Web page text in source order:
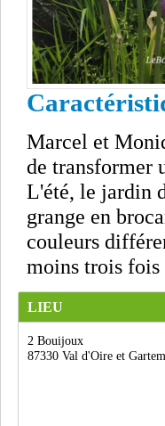
Marcel et
de transformer
L'été, le jardin
grange en
couleurs
moins trois fois
LIEU
2 Bouijoux
87330 Val d'Oire et